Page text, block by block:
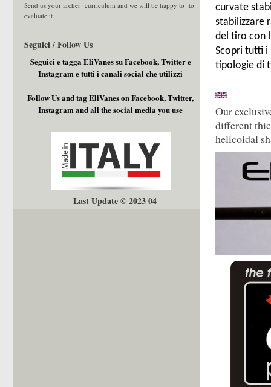
curvate
stabilizzare
del tiro con
Scopri tutti i
tipologie di
Our
different
helicoidal
Send us your archer curriculum and we will be happy to to
evaluate it.
Seguici / Follow Us
Seguici e tagga EliVanes su Facebook, Twitter e
Instagram e tutti i canali social che utilizzi
Follow Us and tag EliVanes on Facebook, Twitter,
Instagram and all the social media you use
Last Update © 2023 04